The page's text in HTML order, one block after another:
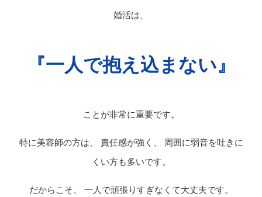
婚活は、
『一人で抱え込まない』
ことが非常に重要です。
特に美容師の方は、 責任感が強く、 周囲に弱音を吐きに
くい方も多いです。
だからこそ、 一人で頑張りすぎなくて大丈夫です。